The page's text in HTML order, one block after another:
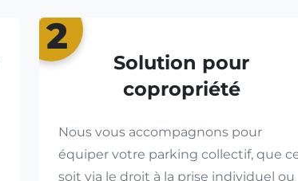
2
Solution pour
copropriété
Nous vous accompagnons pour
équiper votre parking collectif, que
soit via le droit à la prise individuel ou